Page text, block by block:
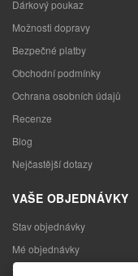
Dárkový poukaz
Možnosti dopravy
Bezpečné platby
Obchodní podmínky
Ochrana osobních údajů
Recenze
Blog
Nejčastější dotazy
VAŠE OBJEDNÁVKY
Stav objednávky
Mé objednávky
Výměna zboží